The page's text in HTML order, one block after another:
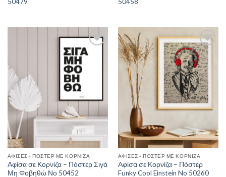
Add to
ΑΦΊΣΕΣ - ΠΌΣΤΕΡ ΜΕ ΚΟΡΝΊΖΑ
Αφίσα σε Κορνίζα – Πόστερ Σιγά
Μη Φοβηθώ Νο 50452
Add to
Wishlist
ΑΦΊΣΕΣ - ΠΌΣΤΕΡ ΜΕ ΚΟΡΝΊΖΑ
Αφίσα σε Κορνίζα – Πόστερ
Funky Cool Einstein No 50260